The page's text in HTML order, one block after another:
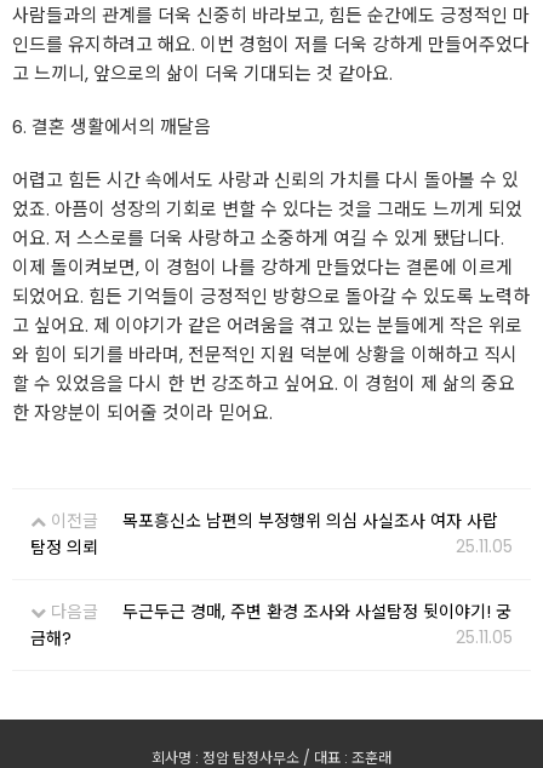
사람들과의 관계를 더욱 신중히 바라보고, 힘든 순간에도 긍정적인 마
인드를 유지하려고 해요. 이번 경험이 저를 더욱 강하게 만들어주었다
고 느끼니, 앞으로의 삶이 더욱 기대되는 것 같아요.
6. 결혼 생활에서의 깨달음
어렵고 힘든 시간 속에서도 사랑과 신뢰의 가치를 다시 돌아볼 수 있
었죠. 아픔이 성장의 기회로 변할 수 있다는 것을 그래도 느끼게 되었
어요. 저 스스로를 더욱 사랑하고 소중하게 여길 수 있게 됐답니다.
이제 돌이켜보면, 이 경험이 나를 강하게 만들었다는 결론에 이르게
되었어요. 힘든 기억들이 긍정적인 방향으로 돌아갈 수 있도록 노력하
고 싶어요. 제 이야기가 같은 어려움을 겪고 있는 분들에게 작은 위로
와 힘이 되기를 바라며, 전문적인 지원 덕분에 상황을 이해하고 직시
할 수 있었음을 다시 한 번 강조하고 싶어요. 이 경험이 제 삶의 중요
한 자양분이 되어줄 것이라 믿어요.
이전글
목포흥신소 남편의 부정행위 의심 사실조사 여자 사랍
탐정 의뢰
25.11.05
다음글
두근두근 경매, 주변 환경 조사와 사설탐정 뒷이야기! 궁
금해?
25.11.05
회사명 : 정암 탐정사무소 / 대표 : 조훈래